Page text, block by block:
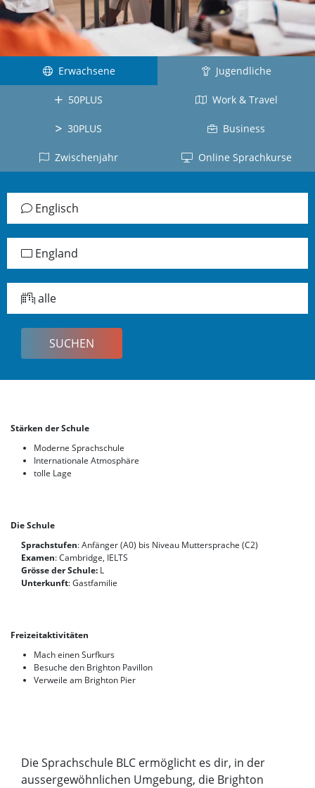
Erwachsene Jugendliche
50PLUS Work & Travel
30PLUS Business
Zwischenjahr Online Sprachkurse
Englisch
England
alle
Stärken der Schule
Moderne Sprachschule
Internationale Atmosphäre
tolle Lage
Die Schule
Sprachstufen: Anfänger (A0) bis Niveau Muttersprache (C2)
Examen: Cambridge, IELTS
Grösse der Schule: L
Unterkunft: Gastfamilie
Freizeitaktivitäten
Mach einen Surfkurs
Besuche den Brighton Pavillon
Verweile am Brighton Pier
Die Sprachschule BLC ermöglicht es dir, in der
aussergewöhnlichen Umgebung, die Brighton
Kanada
Neuseeland
Südafrika
Irland
Schottland
Jamaika
alle
Länder
Tahiti
La
Réunion
Belgien
Arabisch
Türkei
Griechisch
Ecuador
Kolumbien
Dominikanische
Republik
Panama
Chinesisch
Taiwan
Brasilien
Deutsch
Deutschland
Japanisch
Japan
Vietnamesisch
Vietnam
Russisch